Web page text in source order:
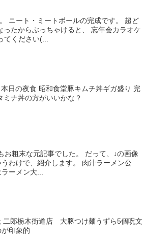
ニート・ミートボールの完成です。 超ど
たからぶっちゃけると、 忘年会カラオケ
てください(...
日の夜食 昭和食堂豚キムチ丼ギガ盛り 完
ナ丼の方がいいかな？
粗末な元記事でした。 だって、↓の画像
わけで、紹介します。 肉汁ラーメン公
ーメン大...
郎栃木街道店 大豚つけ麺うずら5個呪文
印象的